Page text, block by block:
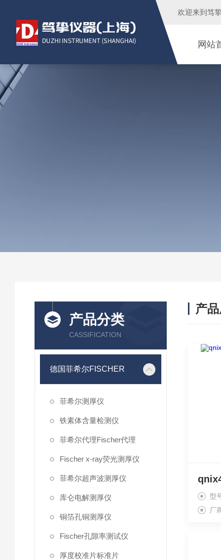
欢迎来到 笃
网站
产品分类
CASSIFICATION
德国菲希尔FISCHER
菲希尔测厚仪
铁素体含量检测仪
菲希尔代理Fischer代理
Fischer x-ray荧光测厚仪
菲希尔超声波测厚仪
库仑电解测厚仪
铜箔孔铜测厚仪
Fischer孔隙率测试仪
厚度校准片标准片
产
型
厂